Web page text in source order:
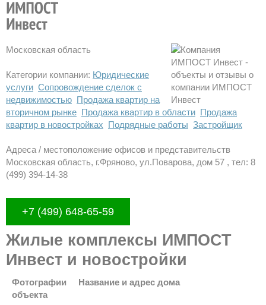
Московская область
Категории компании: Юридические
услуги Сопровождение сделок с
недвижимостью Продажа квартир на
вторичном рынке Продажа квартир в области Продажа
квартир в новостройках Подрядные работы Застройщик
Адреса / местоположение офисов и представительств
Московская область, г.Фряново, ул.Поварова, дом 57 , тел: 8
(499) 394-14-38
+7 (499) 648-65-59
Жилые комплексы ИМПОСТ
Инвест и новостройки
Фотографии
объекта
Название и адрес дома